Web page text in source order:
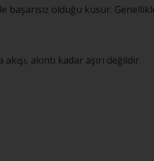
olduğu kusur.
akıntı kadar aşırı değildir